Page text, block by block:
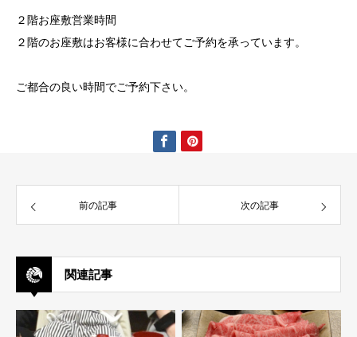
２階お座敷営業時間
２階のお座敷はお客様に合わせてご予約を承っています。
ご都合の良い時間でご予約下さい。
前の記事 次の記事
関連記事